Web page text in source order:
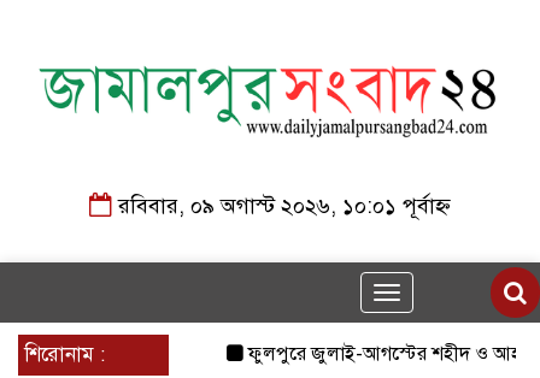
রবিবার, ০৯ অগাস্ট ২০২৬, ১০:০১ পূর্বাহ্ন
Toggle
navigation
শিরোনাম :
ফুলপুরে জুলাই-আগস্টের শহীদ ও আহত